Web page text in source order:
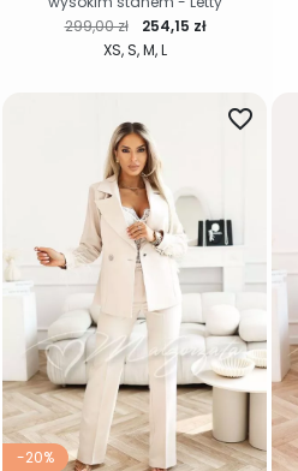
XS S M L
Cena regularna
299,00 zł Cena
254,15 zł
-20%
favorite_border